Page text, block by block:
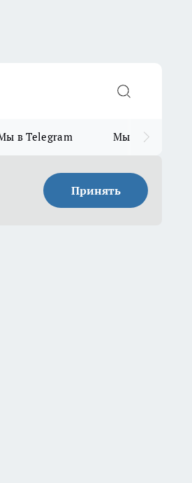
в Telegram Мы в MAX
Принять